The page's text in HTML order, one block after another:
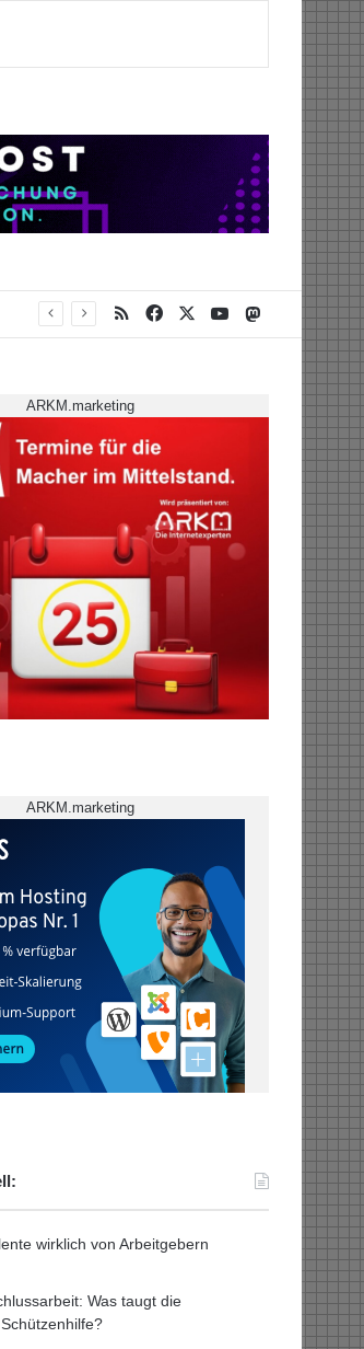
RSS Facebook YouTubeMastodon
ARKM.marketing
ARKM.marketing
wirklich von Arbeitgebern
Was taugt die